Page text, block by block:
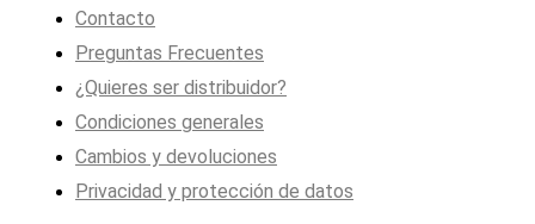
Contacto
Preguntas Frecuentes
¿Quieres ser distribuidor?
Condiciones generales
Cambios y devoluciones
Privacidad y protección de datos